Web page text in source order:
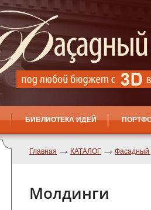
БИБЛИОТЕКА ИДЕЙ
Главная КАТАЛОГ Фасадный
Молдинги